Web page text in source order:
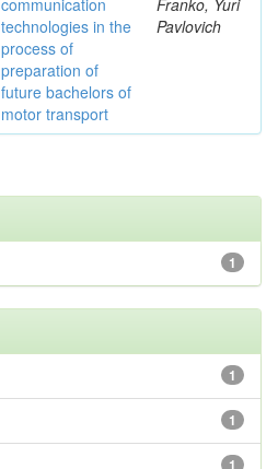
communication
technologies in the
process of
preparation of
future bachelors of
motor transport
Franko, Yuri
Pavlovich
1
1
1
1